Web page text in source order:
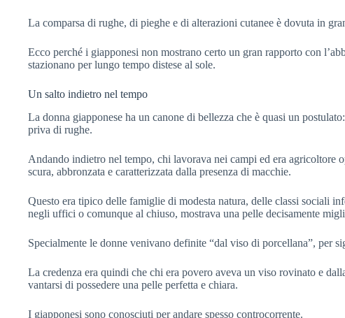
La comparsa di rughe, di pieghe e di alterazioni cutanee è dovuta in
Ecco perché i giapponesi non mostrano certo un gran rapporto con
stazionano per lungo tempo distese al sole.
Un salto indietro nel tempo
La donna giapponese ha un canone di bellezza che è quasi un
priva di rughe.
Andando indietro nel tempo, chi lavorava nei campi ed era agricoltore
scura, abbronzata e caratterizzata dalla presenza di macchie.
Questo era tipico delle famiglie di modesta natura, delle classi sociali
negli uffici o comunque al chiuso, mostrava una pelle decisamente
Specialmente le donne venivano definite “dal viso di porcellana”, per
La credenza era quindi che chi era povero aveva un viso rovinato e
vantarsi di possedere una pelle perfetta e chiara.
I giapponesi sono conosciuti per andare spesso controcorrente.